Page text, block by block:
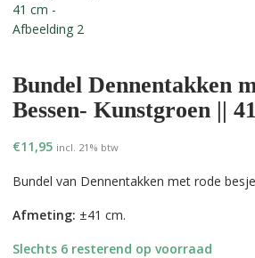
Bundel Dennentakken
Bessen- Kunstgroen ||
€11,95 incl. 21% btw
Bundel van Dennentakken met rode
Afmeting: ±41 cm.
Slechts 6 resterend op voorraad